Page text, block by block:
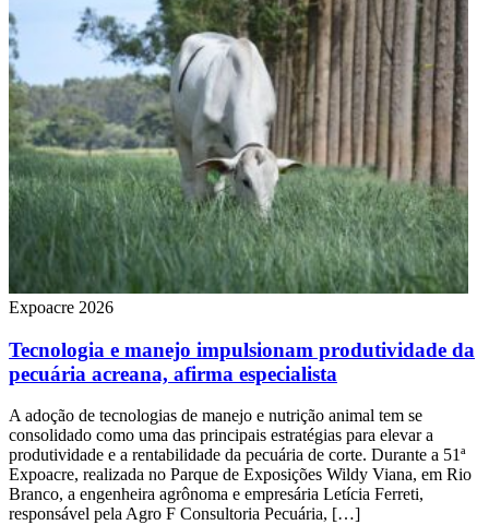
Expoacre 2026
Tecnologia e manejo impulsionam produtividade da
pecuária acreana, afirma especialista
A adoção de tecnologias de manejo e nutrição animal tem se
consolidado como uma das principais estratégias para elevar a
produtividade e a rentabilidade da pecuária de corte. Durante a 51ª
Expoacre, realizada no Parque de Exposições Wildy Viana, em Rio
Branco, a engenheira agrônoma e empresária Letícia Ferreti,
responsável pela Agro F Consultoria Pecuária, […]